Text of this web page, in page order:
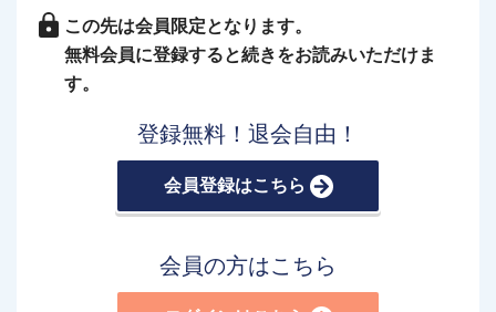
この先は会員限定となります。
無料会員に登録すると続きをお読みいただけま
す。
登録無料！退会自由！
会員登録はこちら
会員の方はこちら